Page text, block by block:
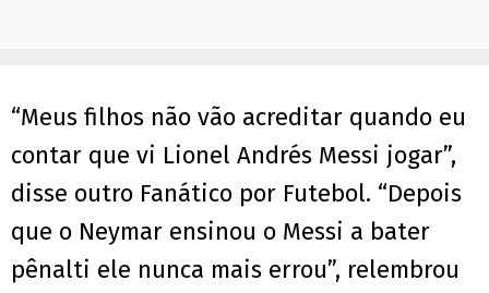
“Meus filhos não vão acreditar quando eu
contar que vi Lionel Andrés Messi jogar”,
disse outro Fanático por Futebol. “Depois
que o Neymar ensinou o Messi a bater
pênalti ele nunca mais errou”, relembrou